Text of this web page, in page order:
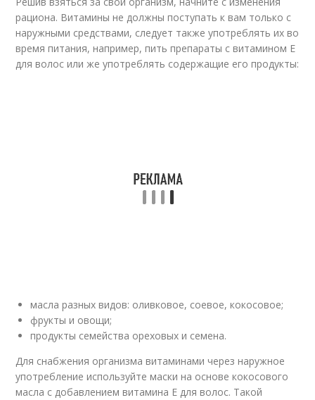
рациона. Витамины не должны поступать к вам только с
наружными средствами, следует также употреблять их во
время питания, например, пить препараты с витамином Е
для волос или же употреблять содержащие его продукты:
масла разных видов: оливковое, соевое, кокосовое;
фрукты и овощи;
продукты семейства ореховых и семена.
Для снабжения организма витаминами через наружное
употребление используйте маски на основе кокосового
масла с добавлением витамина Е для волос. Такой